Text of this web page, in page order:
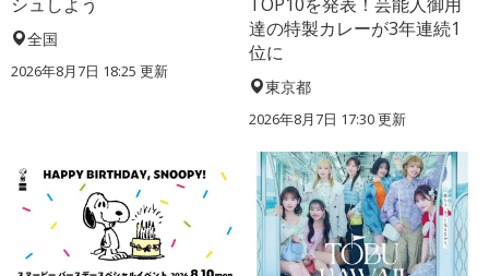
全国
2026年8月7日 18:25 更新
達の特製カレーが3年連続1
位に
東京都
2026年8月7日 17:30更新